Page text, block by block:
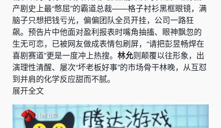
产剧史上最“憋屈”的霸道总裁——格子衬衫黑框眼镜，满
脑子只想把钱亏光，偏偏团队全员开挂，公司一路狂
飙。预告片中他面对盈利报表时嘴角抽搐、眼神飘忽的
生无可恋，已被网友做成表情包刷屏，“请把彭昱畅焊在
喜剧赛道”更是一度冲上热搜。 林允则颠覆以往形象，出
演理性清醒、屡次“坏老板好事”的市场骨干林晚，从互怼
到并肩的化学反应甜而不腻。
展开全文